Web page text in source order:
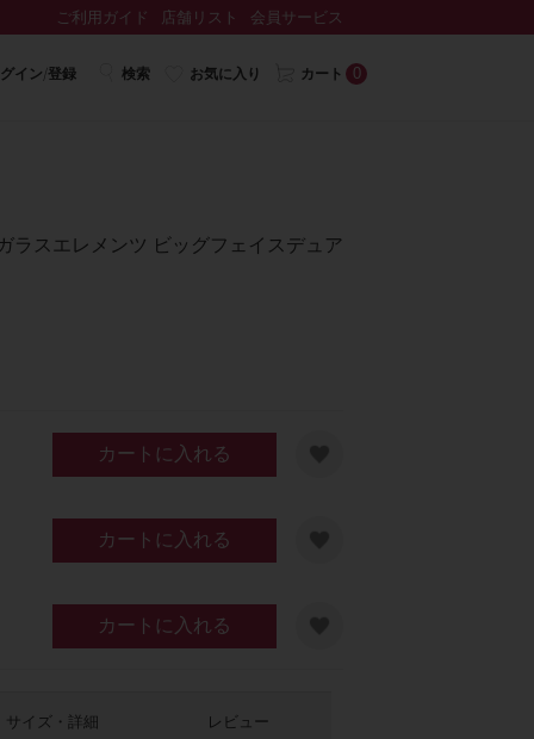
ご利用ガイド 店舗リスト 会員サービス
イン/登録 検索 お気に入り カート 0
ラスエレメンツ ビッグフェイスデュア
カートに入れる
カートに入れる
カートに入れる
サイズ・詳細 レビュー